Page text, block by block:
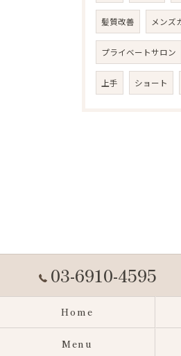
髪質改善 メンズ
プライベートサロン
上手 ショート
03-6910-4595
Home
Menu